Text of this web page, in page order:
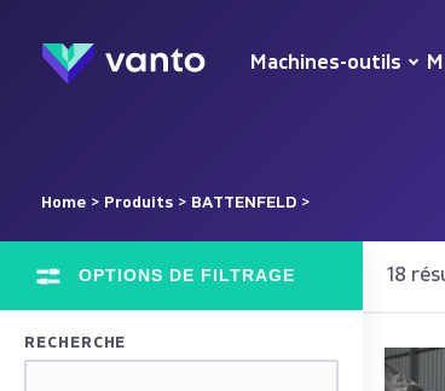
Machines-outils
Home > Produits > BATTENFELD >
OPTIONS DE FILTRAGE
RECHERCHE
18